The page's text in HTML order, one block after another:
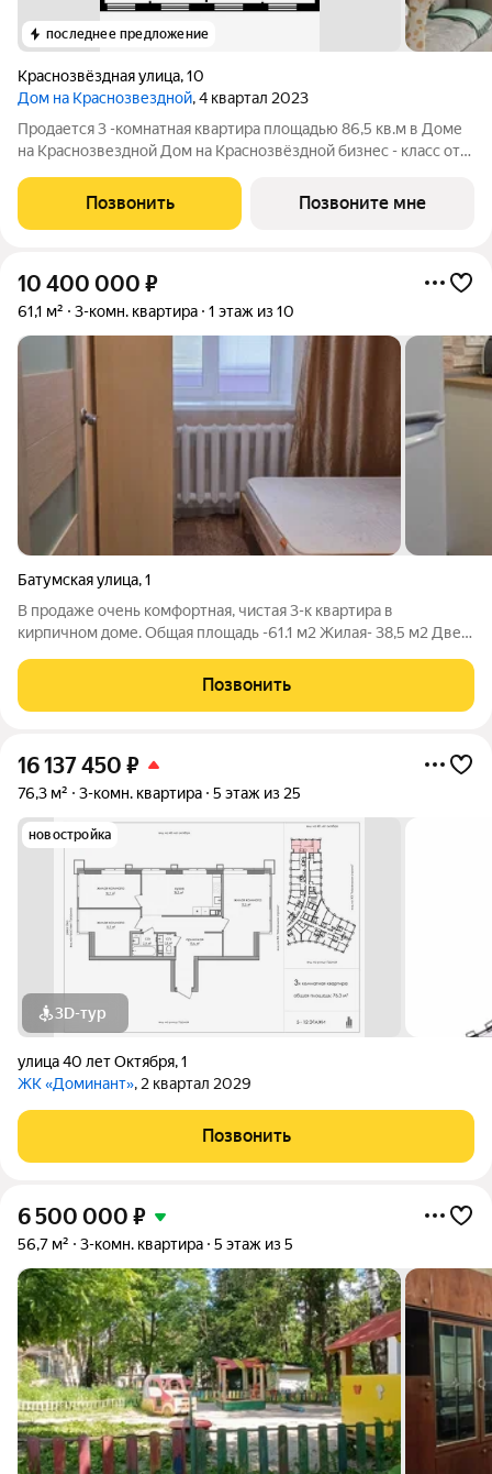
последнее предложение
Краснозвёздная улица,10
Дом на Краснозвездной, 4 квартал 2023
Продается 3 -комнатная квартира площадью 86,5 кв.м в Доме
на Краснозвездной Дом на Краснозвёздной бизнес - класс от
Огороженная территория двора с круглосуточным
видеонаблюдением. Подземный теплый
Позвонить Позвоните мне
10 400 000 ₽
61,1 м² 3-комн. квартира 1 этаж из 10
Батумская улица,1
В продаже очень комфортная, чистая 3-к квартира в
кирпичном доме. Общая площадь -61.1 м2 Жилая- 38,5 м2 Две
технику, то есть квартира полностью готова к проживанию. В
пешей доступности парк Швейцарии.
Позвонить
16 137 450 ₽
76,3 м² 3-комн. квартира 5 этаж из 25
новостройка
3D-тур
улица 40 лет Октября,1
ЖК «Доминант», 2 квартал 2029
Позвонить
6 500 000 ₽
56,7 м² 3-комн. квартира 5 этаж из 5